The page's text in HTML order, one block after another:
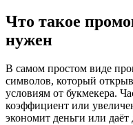
Что такое
нужен
В самом простом виде
символов, который
условиям от букмекера.
коэффициент или
экономит деньги или